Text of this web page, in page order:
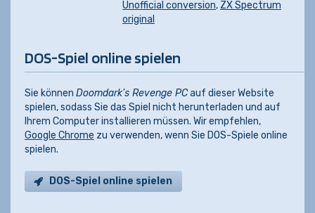
Unofficial conversion, ZX Spectrum
original
DOS-Spiel online spielen
Sie können Doomdark's Revenge PCauf dieser Website
spielen, sodass Sie das Spiel nicht herunterladen und auf
Ihrem Computer installieren müssen. Wir empfehlen,
Google Chrome zu verwenden, wenn Sie DOS-Spiele online
spielen.
DOS-Spiel online spielen